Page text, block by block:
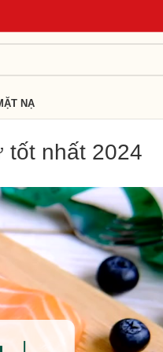
NẠ
tốt nhất 2024